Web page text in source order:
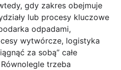
gdy zakres obejmuje
lub procesy kluczowe
odpadami,
wytwórcze, logistyka
za sobą” całe
trzeba